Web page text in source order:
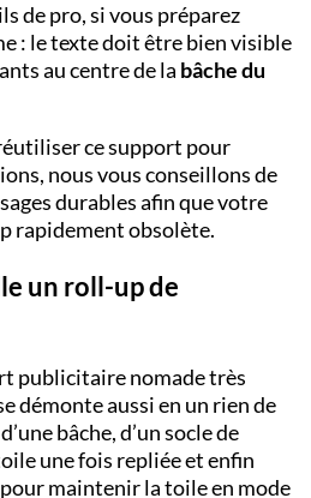
de pro, si vous préparez
: le texte doit être bien visible
au centre de la bâche du
ce support pour
nous vous conseillons de
durables afin que votre
rapidement obsolète.
un roll-up de
publicitaire nomade très
démonte aussi en un rien de
bâche, d’un socle de
une fois repliée et enfin
maintenir la toile en mode